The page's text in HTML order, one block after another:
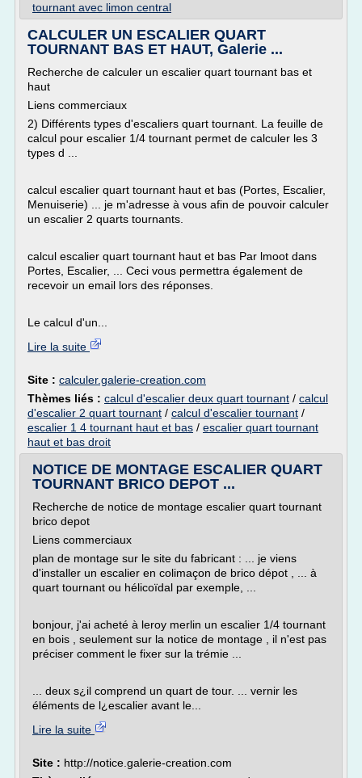
tournant avec limon central
CALCULER UN ESCALIER QUART
TOURNANT BAS ET HAUT, Galerie ...
Recherche de calculer un escalier quart tournant bas et
haut
Liens commerciaux
2) Différents types d'escaliers quart tournant. La feuille de
calcul pour escalier 1/4 tournant permet de calculer les 3
types d ...
calcul escalier quart tournant haut et bas (Portes, Escalier,
Menuiserie) ... je m'adresse à vous afin de pouvoir calculer
un escalier 2 quarts tournants.
calcul escalier quart tournant haut et bas Par lmoot dans
Portes, Escalier, ... Ceci vous permettra également de
recevoir un email lors des réponses.
Le calcul d'un...
Lire la suite
Site : calculer.galerie-creation.com
Thèmes liés : calcul d'escalier deux quart tournant / calcul
d'escalier 2 quart tournant / calcul d'escalier tournant /
escalier 1 4 tournant haut et bas / escalier quart tournant
haut et bas droit
NOTICE DE MONTAGE ESCALIER QUART
TOURNANT BRICO DEPOT ...
Recherche de notice de montage escalier quart tournant
brico depot
Liens commerciaux
plan de montage sur le site du fabricant : ... je viens
d'installer un escalier en colimaçon de brico dépot , ... à
quart tournant ou hélicoïdal par exemple, ...
bonjour, j'ai acheté à leroy merlin un escalier 1/4 tournant
en bois , seulement sur la notice de montage , il n'est pas
préciser comment le fixer sur la trémie ...
... deux s¿il comprend un quart de tour. ... vernir les
éléments de l¿escalier avant le...
Lire la suite
Site : http://notice.galerie-creation.com